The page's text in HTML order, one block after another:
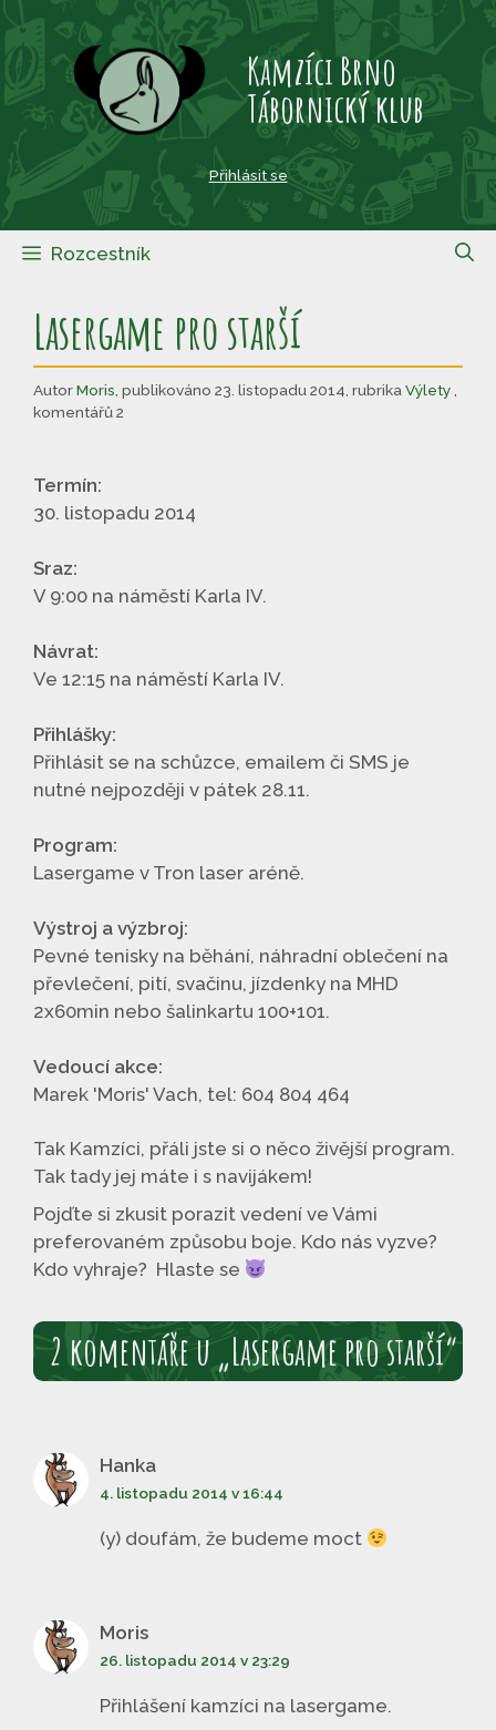
Přeskočit
obsah
Kamzíci Brno
Tábornický klub
Přihlásit se
Rozcestník
Lasergame pro starší
AutorMoris publikováno 23. listopadu 2014 rubrika Výlety
komentářů 2
Termín:
30. listopadu 2014
Sraz:
V 9:00 na náměstí Karla IV.
Návrat:
Ve 12:15 na náměstí Karla IV.
Přihlášky:
Přihlásit se na schůzce, emailem či SMS je
nutné nejpozději v pátek 28.11.
Program:
Lasergame v Tron laser aréně.
Výstroj a výzbroj:
Pevné tenisky na běhání, náhradní oblečení na
převlečení, pití, svačinu, jízdenky na MHD
2x60min nebo šalinkartu 100+101.
Vedoucí akce:
Marek 'Moris' Vach, tel: 604 804 464
Tak Kamzíci, přáli jste si o něco živější program.
Tak tady jej máte i s navijákem!
Pojďte si zkusit porazit vedení ve Vámi
preferovaném způsobu boje. Kdo nás vyzve?
Kdo vyhraje? Hlaste se
2 komentáře u „Lasergame pro starší“
Hanka
4. listopadu 2014 v 16:44
(y) doufám, že budeme moct
Moris
26. listopadu 2014 v 23:29
Přihlášení kamzíci na lasergame.